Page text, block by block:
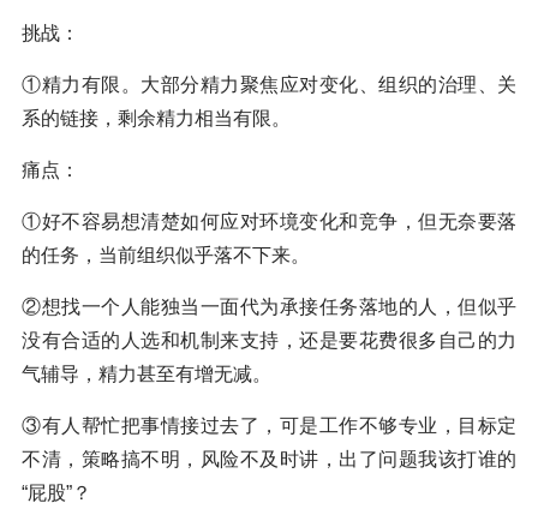
挑战：
①精力有限。大部分精力聚焦应对变化、组织的治理、关
系的链接，剩余精力相当有限。
痛点：
①好不容易想清楚如何应对环境变化和竞争，但无奈要落
的任务，当前组织似乎落不下来。
②想找一个人能独当一面代为承接任务落地的人，但似乎
没有合适的人选和机制来支持，还是要花费很多自己的力
气辅导，精力甚至有增无减。
③有人帮忙把事情接过去了，可是工作不够专业，目标定
不清，策略搞不明，风险不及时讲，出了问题我该打谁的
“屁股”？